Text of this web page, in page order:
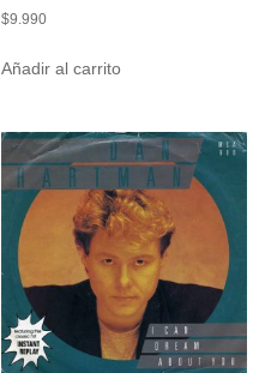
$9.990
Añadir al carrito